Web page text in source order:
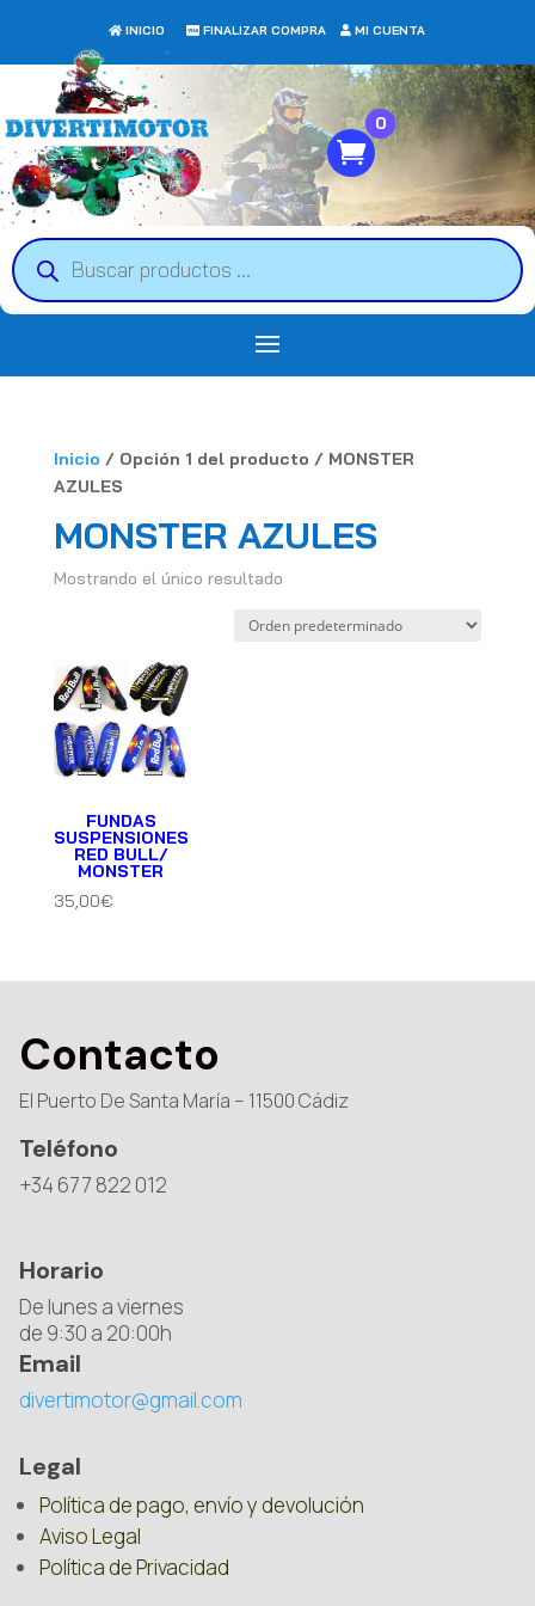
INICIO FINALIZAR COMPRA MI CUENTA
Búsqueda
de
productos
0
Inicio / Opción 1 del producto / MONSTER
AZULES
MONSTER AZULES
Mostrando el único resultado
FUNDAS
SUSPENSIONES
RED BULL/
MONSTER
35,00€
Contacto
El Puerto De Santa María – 11500 Cádiz
Teléfono
+34 677 822 012
Horario
De lunes a viernes
de 9:30 a 20:00h
Email
divertimotor@gmail.com
Legal
Política de pago, envío y devolución
Aviso Legal
Política de Privacidad